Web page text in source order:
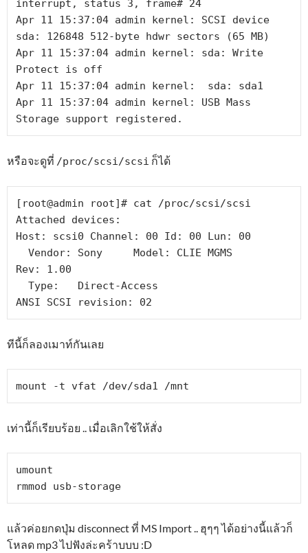
interrupt, status 3, frame# 24
Apr 11 15:37:04 admin kernel: SCSI device
sda: 126848 512-byte hdwr sectors (65 MB)
Apr 11 15:37:04 admin kernel: sda: Write
Protect is off
Apr 11 15:37:04 admin kernel:  sda: sda1
Apr 11 15:37:04 admin kernel: USB Mass
Storage support registered.
หรือจะดูที่ /proc/scsi/scsi ก็ได้
[root@admin root]# cat /proc/scsi/scsi
Attached devices:
Host: scsi0 Channel: 00 Id: 00 Lun: 00
Rev: 1.00
ANSI SCSI revision: 02
ทีนี้ก็ลองเมาท์กันเลย
mount -t vfat /dev/sda1 /mnt
เท่านี้ก็เรียบร้อย .. เมื่อเลิกใช้ให้สั่ง
umount
rmmod usb-storage
แล้วค่อยกดปุ่ม disconnect ที่ MS Import .. ฮุๆๆ ได้อย่างนี้แล้วก็
โหลด mp3 ไปฟังล่ะคร้าบบบ :D